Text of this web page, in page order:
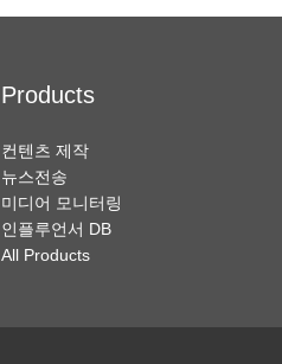
Products
컨텐츠 제작
뉴스전송
미디어 모니터링
인플루언서 DB
All Products